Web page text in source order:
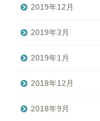
2019年12月
2019年3月
2019年1月
2018年12月
2018年9月